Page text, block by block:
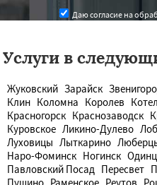
Даю согласие на
Услуги в
Жуковский Зарайск
Клин Коломна Королев
Красногорск Краснозаводск
Куровское Ликино-Дулево
Луховицы Лыткарино
Наро-Фоминск Ногинск
Павловский Посад Пересвет